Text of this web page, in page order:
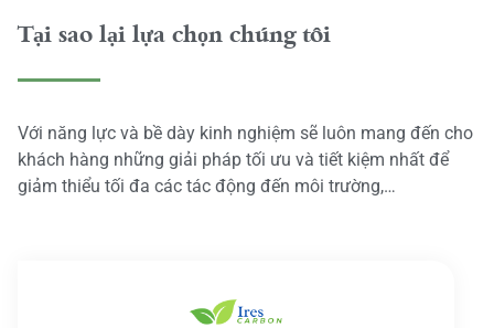
Tại sao lại lựa chọn chúng tôi
Với năng lực và bề dày kinh nghiệm sẽ luôn mang đến cho
khách hàng những giải pháp tối ưu và tiết kiệm nhất để
giảm thiểu tối đa các tác động đến môi trường,…